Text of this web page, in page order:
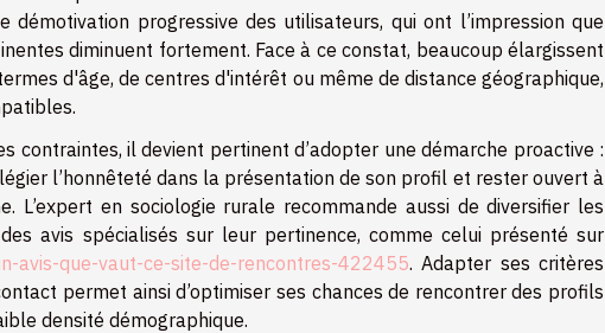
démotivation progressive des utilisateurs, qui ont l’impression que
diminuent fortement. Face à ce constat, beaucoup élargissent
d'âge, de centres d'intérêt ou même de distance géographique,
contraintes, il devient pertinent d’adopter une démarche proactive :
l’honnêteté dans la présentation de son profil et rester ouvert à
L’expert en sociologie rurale recommande aussi de diversifier les
avis spécialisés sur leur pertinence, comme celui présenté sur
avis-que-vaut-ce-site-de-rencontres-422455. Adapter ses critères
permet ainsi d’optimiser ses chances de rencontrer des profils
densité démographique.